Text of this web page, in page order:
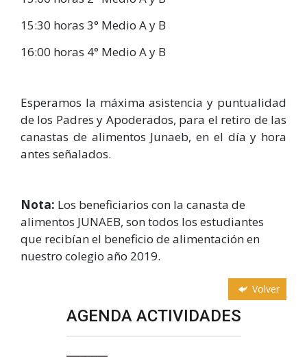
15:30 horas 3° Medio A y B
16:00 horas 4° Medio A y B
Esperamos la máxima asistencia y puntualidad
de los Padres y Apoderados, para el retiro de las
canastas de alimentos Junaeb, en el día y hora
antes señalados.
Nota: Los beneficiarios con la canasta de
alimentos JUNAEB, son todos los estudiantes
que recibían el beneficio de alimentación en
nuestro colegio año 2019.
Volver
AGENDA ACTIVIDADES